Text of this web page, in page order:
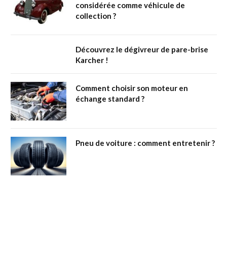
considérée comme véhicule de
collection ?
Découvrez le dégivreur de pare-brise
Karcher !
Comment choisir son moteur en
échange standard ?
Pneu de voiture : comment entretenir ?